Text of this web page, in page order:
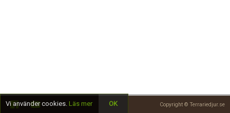
Copyright © Terrariedjur.se
Vi använder cookies. Läs mer OK